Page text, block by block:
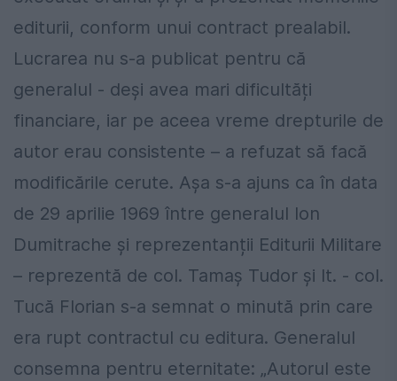
editurii, conform unui contract prealabil.
Lucrarea nu s-a publicat pentru că
generalul - deși avea mari dificultăți
financiare, iar pe aceea vreme drepturile de
autor erau consistente – a refuzat să facă
modificările cerute. Așa s-a ajuns ca în data
de 29 aprilie 1969 între generalul Ion
Dumitrache și reprezentanții Editurii Militare
– reprezentă de col. Tamaș Tudor și lt. - col.
Tucă Florian s-a semnat o minută prin care
era rupt contractul cu editura. Generalul
consemna pentru eternitate: „Autorul este